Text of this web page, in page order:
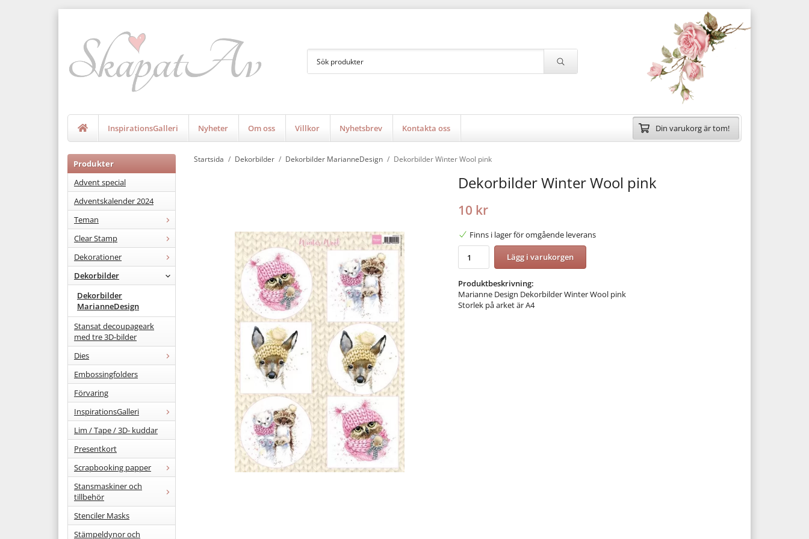
InspirationsGalleri Nyheter Om oss Villkor Nyhetsbrev Kontakta oss Din varukorg är tom!
Produkter
Advent special
Adventskalender 2024
Teman
Clear Stamp
Dekorationer
Dekorbilder
Dekorbilder
MarianneDesign
Stansat decoupageark
med tre 3D-bilder
Dies
Embossingfolders
Förvaring
InspirationsGalleri
Lim / Tape / 3D- kuddar
Presentkort
Scrapbooking papper
Stansmaskiner och
tillbehör
Stenciler Masks
Stämpeldynor och
Startsida / Dekorbilder / Dekorbilder MarianneDesign / Dekorbilder Winter Wool pink
Dekorbilder Winter Wool pink
10 kr
Finns i lager för omgående leverans
Lägg i varukorgen
Produktbeskrivning:
Marianne Design Dekorbilder Winter Wool pink
Storlek på arket är A4